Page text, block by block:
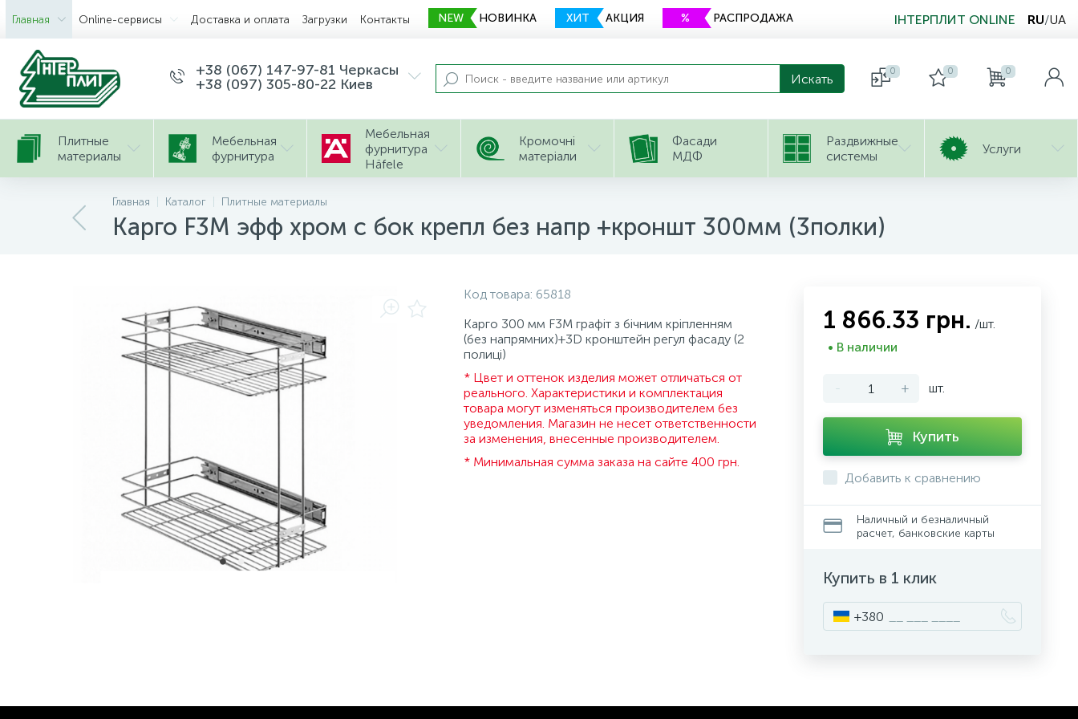
Главная Оnline-сервисы Доставка и оплата Загрузки Контакты NEW НОВИНКА ХИТ АКЦИЯ % РАСПРОДАЖА ІНТЕРПЛИТ ONLINE RU/UA
+38 (067) 147-97-81 Черкасы
+38 (097) 305-80-22 Киев
0 0 0
Плитные
материалы
Мебельная
фурнитура
Мебельная
фурнитура
Häfele
Кромочні
матеріали
Фасади
МДФ
Раздвижные
системы
Услуги
Главная Каталог Плитные материалы
Карго F3М эфф хром с бок крепл без напр +кроншт 300мм (3полки)
Код товара: 65818
Карго 300 мм F3М графіт з бічним кріпленням
(без напрямних)+3D кронштейн регул фасаду (2
полиці)
* Цвет и оттенок изделия может отличаться от
реального. Характеристики и комплектация
товара могут изменяться производителем без
уведомления. Магазин не несет ответственности
за изменения, внесенные производителем.
* Минимальная сумма заказа на сайте 400 грн.
1 866.33 грн. /шт.
• В наличии
- + шт.
Купить
Добавить к сравнению
Наличный и безналичный
расчет, банковские карты
Купить в 1 клик
+380